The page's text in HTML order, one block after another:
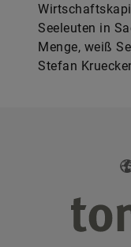
Seeleuten in
Menge, weiß
Stefan